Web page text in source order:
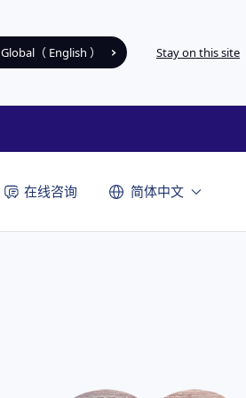
Global（ English ） Stay on this site
在线咨询 简体中文